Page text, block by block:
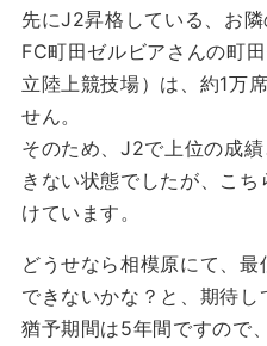
先にJ2昇格している、お
FC町田ゼルビアさんの町
立陸上競技場）は、約1万
せん。
そのため、J2で上位の成
きない状態でしたが、こ
けています。
どうせなら相模原にて、
できないかな？と、期待し
猶予期間は5年間ですので